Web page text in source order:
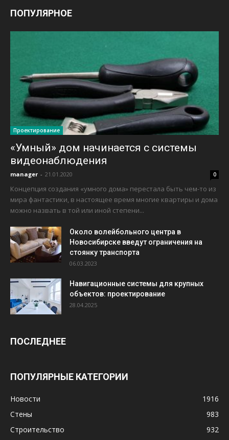
ПОПУЛЯРНОЕ
Проектирование
«Умный» дом начинается с системы
видеонаблюдения
manager - 21.01.2020 0
Концепция создания «умного дома» перестала быть чем-то из
мира фантастики, в настоящее время многие квартиры и дома
можно назвать в той или иной степени...
Около волейбольного центра в
Новосибирске введут ограничения на
стоянку транспорта
06.03.2023
Навигационные системы для крупных
объектов: проектирование
28.04.2025
ПОСЛЕДНЕЕ
ПОПУЛЯРНЫЕ КАТЕГОРИИ
Новости
1916
Стены
983
Строительство
932